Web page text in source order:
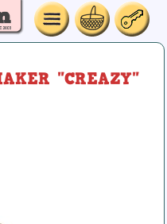
"CREAZY"